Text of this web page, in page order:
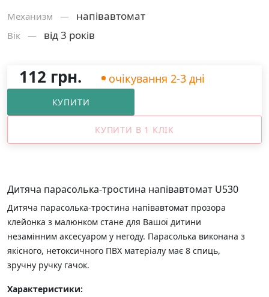
Механизм — напівавтомат
Вік — від 3 років
112 грн. очікування 2-3 дні
КУПИТИ
КУПИТИ В 1 КЛІК
Дитяча парасолька-тростина напівавтомат U530
Дитяча парасолька-тростина напівавтомат прозора
клейонка з малюнком стане для Вашої дитини
незамінним аксесуаром у негоду. Парасолька виконана з
якісного, нетоксичного ПВХ матеріалу має 8 спиць,
зручну ручку гачок.
Характеристики: